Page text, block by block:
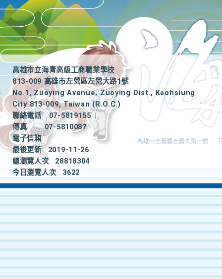
高雄市立海青高級工商職業學校
813-009 高雄市左營區左營大路1號
No.1, Zuoying Avenue, Zuoying Dist., Kaohsiung
City 813-009, Taiwan (R.O.C.)
聯絡電話
07-5819155
|
傳真
07-5810087
電子信箱
最後更新
2019-11-26
總瀏覽人次
28818304
今日瀏覽人次
3622